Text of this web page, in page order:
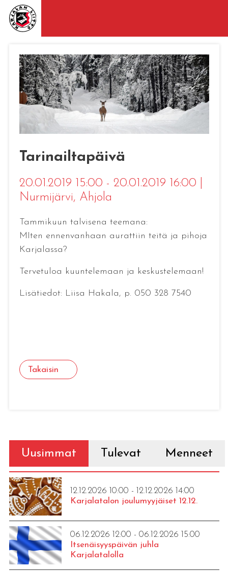
Tarinailtapäivä
20.01.2019 15:00 - 20.01.2019 16:00
Nurmijärvi, Ahjola
Tammikuun talvisena teemana:
MIten ennenvanhaan aurattiin teitä ja pihoja
Karjalassa?
Tervetuloa kuuntelemaan ja keskustelemaan!
Lisätiedot: Liisa Hakala, p. 050 328 7540
Takaisin
Uusimmat Tulevat Menneet
12.12.2026 10:00 - 12.12.2026 14:00
Karjalatalon joulumyyjäiset 12.12.
06.12.2026 12:00 - 06.12.2026 15:00
Itsenäisyyspäivän juhla
Karjalatalolla